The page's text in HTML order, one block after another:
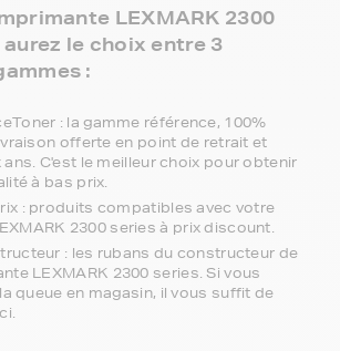
LEXMARK 2300
le choix entre 3
:
: la gamme référence, 100%
offerte en point de retrait et
C'est le meilleur choix pour obtenir
à bas prix.
: produits compatibles avec votre
2300 series à prix discount.
: les rubans du constructeur de
LEXMARK 2300 series. Si vous
queue en magasin, il vous suffit de